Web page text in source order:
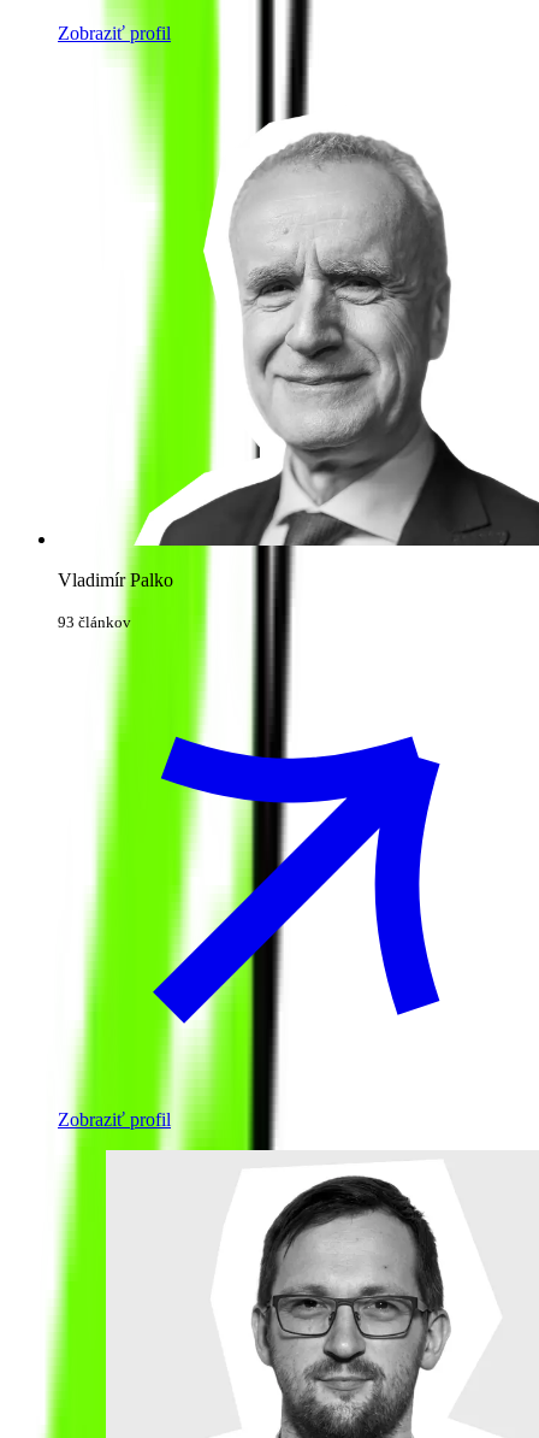
Zobraziť profil
Vladimír Palko
93 článkov
Zobraziť profil